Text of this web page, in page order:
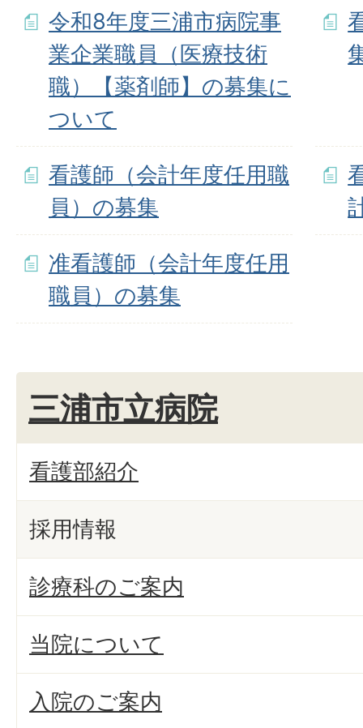
令和8年度三浦市病院事
業企業職員（医療技術
職）【薬剤師】の募集に
ついて
看護師（会計年度任用職
員）の募集
准看護師（会計年度任用
職員）の募集
三浦市立病院
看護部紹介
採用情報
診療科のご案内
当院について
入院のご案内